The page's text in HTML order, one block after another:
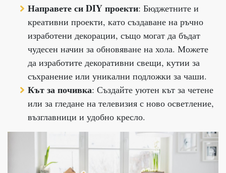
Направете си DIY проекти: Бюджетните и
креативни проекти, като създаване на ръчно
изработени декорации, също могат да бъдат
чудесен начин за обновяване на хола. Можете
да изработите декоративни свещи, кутии за
съхранение или уникални подложки за чаши.
Кът за почивка: Създайте уютен кът за четене
или за гледане на телевизия с ново осветление,
възглавници и удобно кресло.